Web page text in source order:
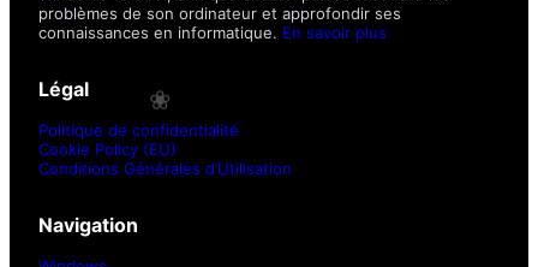
problèmes de son ordinateur et approfondir ses
connaissances en informatique. En savoir plus
Légal
Politique de confidentialité
Cookie Policy (EU)
Conditions Générales d’Utilisation
Navigation